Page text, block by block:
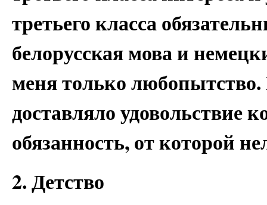
третьего класса
белорусская мова и
меня только
доставляло удовольствие
обязанность, от которой
2. Детство